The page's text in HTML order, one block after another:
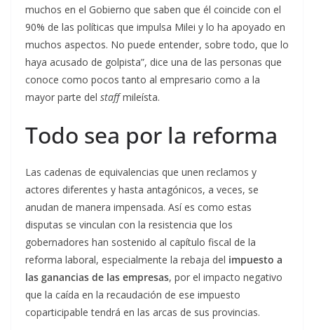
muchos en el Gobierno que saben que él coincide con el
90% de las políticas que impulsa Milei y lo ha apoyado en
muchos aspectos. No puede entender, sobre todo, que lo
haya acusado de golpista”, dice una de las personas que
conoce como pocos tanto al empresario como a la
mayor parte del staffmileísta.
Todo sea por la reforma
Las cadenas de equivalencias que unen reclamos y
actores diferentes y hasta antagónicos, a veces, se
anudan de manera impensada. Así es como estas
disputas se vinculan con la resistencia que los
gobernadores han sostenido al capítulo fiscal de la
reforma laboral, especialmente la rebaja del impuesto a
las ganancias de las empresas, por el impacto negativo
que la caída en la recaudación de ese impuesto
coparticipable tendrá en las arcas de sus provincias.